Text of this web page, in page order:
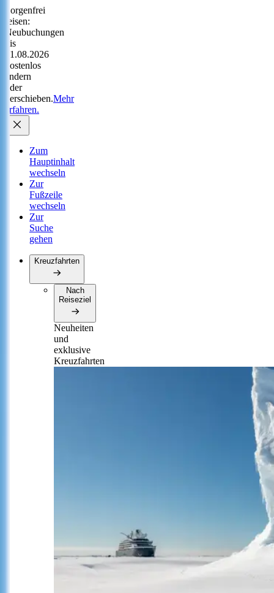
Sorgenfrei
reisen:
Neubuchungen
bis
31.08.2026
kostenlos
ändern
oder
verschieben.Mehr
erfahren.
Zum
Hauptinhalt
wechseln
Zur
Fußzeile
wechseln
Zur
Suche
gehen
Kreuzfahrten
Nach
Reiseziel
Neuheiten
und
exklusive
Kreuzfahrten